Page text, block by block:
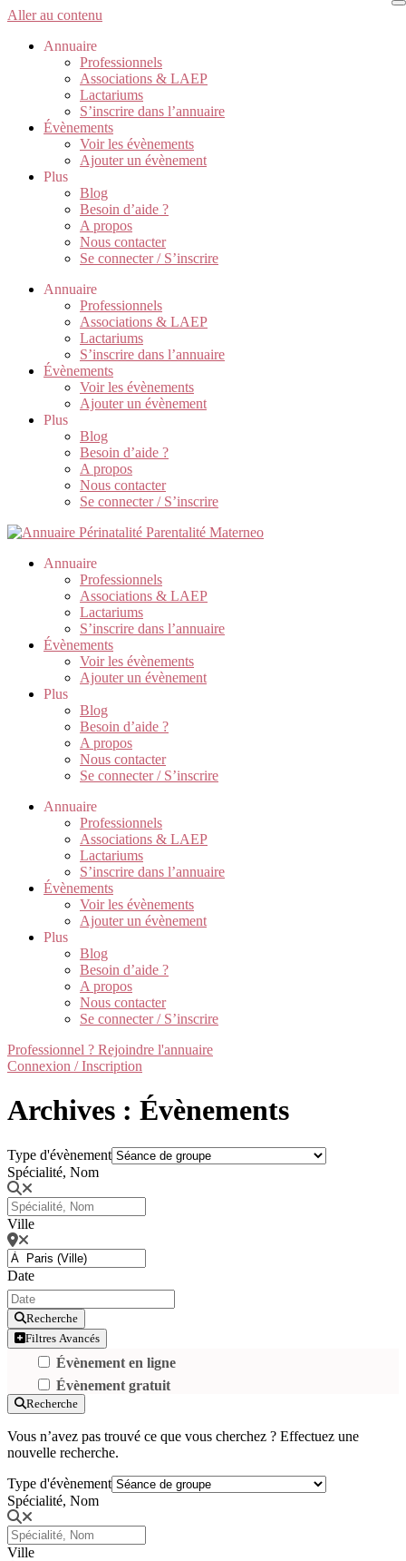
Aller au contenu
Annuaire
Professionnels
Associations & LAEP
Lactariums
S’inscrire dans l’annuaire
Évènements
Voir les évènements
Ajouter un évènement
Plus
Blog
Besoin d’aide ?
A propos
Nous contacter
Se connecter / S’inscrire
Annuaire
Professionnels
Associations & LAEP
Lactariums
S’inscrire dans l’annuaire
Évènements
Voir les évènements
Ajouter un évènement
Plus
Blog
Besoin d’aide ?
A propos
Nous contacter
Se connecter / S’inscrire
Annuaire
Professionnels
Associations & LAEP
Lactariums
S’inscrire dans l’annuaire
Évènements
Voir les évènements
Ajouter un évènement
Plus
Blog
Besoin d’aide ?
A propos
Nous contacter
Se connecter / S’inscrire
Annuaire
Professionnels
Associations & LAEP
Lactariums
S’inscrire dans l’annuaire
Évènements
Voir les évènements
Ajouter un évènement
Plus
Blog
Besoin d’aide ?
A propos
Nous contacter
Se connecter / S’inscrire
Professionnel ? Rejoindre l'annuaire
Connexion / Inscription
Archives : Évènements
Type d'évènement
Spécialité, Nom
Ville
Date
Recherche
Filtres Avancés
Évènement en ligne
Évènement gratuit
Recherche
Vous n’avez pas trouvé ce que vous cherchez ? Effectuez une
nouvelle recherche.
Type d'évènement
Spécialité, Nom
Ville